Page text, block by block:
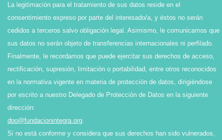
La legitimación para el tratamiento de sus datos reside en el
consentimiento expreso por parte del interesado/a, y éstos no serán
cedidos a terceros salvo obligación legal. Asimismo, le comunicamos que
sus datos no serán objeto de transferencias internacionales ni perfilado.
Finalmente, le recordamos que puede ejercitar sus derechos de acceso,
rectificación, supresión, limitación o portabilidad, entre otros reconocidos
en la normativa vigente en materia de protección de datos, dirigiéndose
por escrito a nuestro Delegado de Protección de Datos en la siguiente
dirección:
dpo@fundacionintegra.org
Si no está conforme y considera que sus derechos han sido vulnerados,